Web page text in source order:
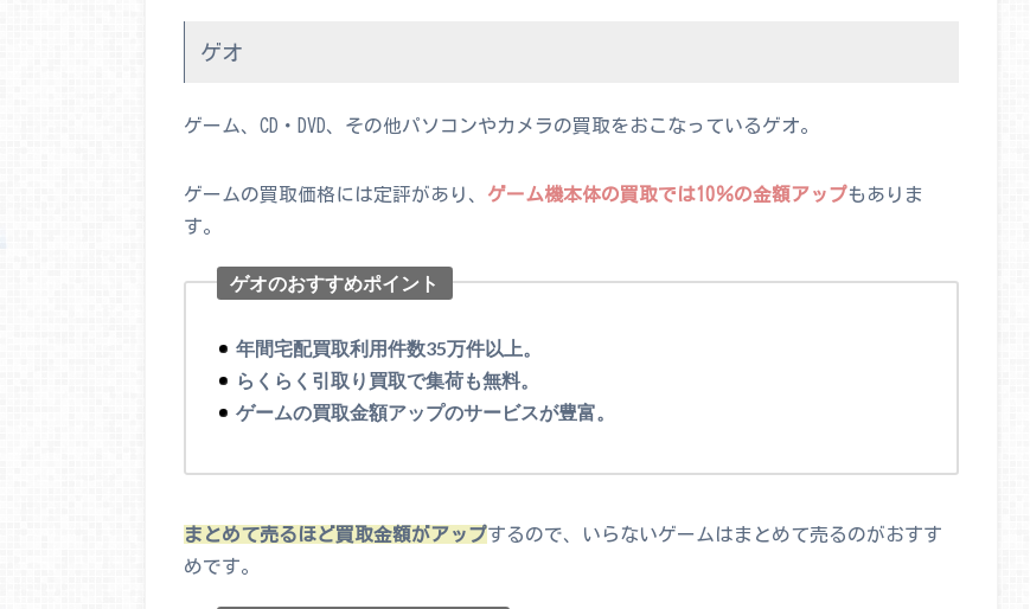
ゲオ
ゲーム、CD・DVD、その他パソコンやカメラの買取をおこなっているゲオ。
ゲームの買取価格には定評があり、 ゲーム機本体の買取では10％の金額アップもありま
す。
ゲオのおすすめポイント
年間宅配買取利用件数35万件以上。
らくらく引取り買取で集荷も無料。
ゲームの買取金額アップのサービスが豊富。
まとめて売るほど買取金額がアップするので、いらないゲームはまとめて売るのがおすす
めです。